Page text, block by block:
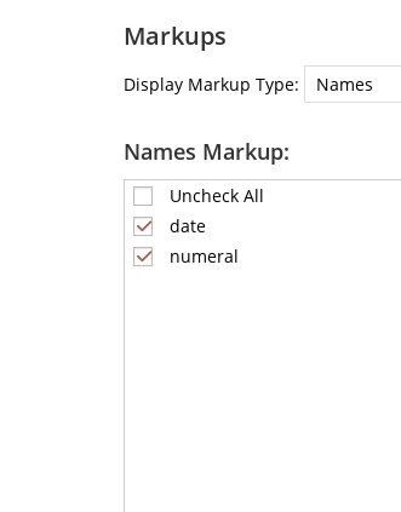
Markups
Display Markup Type:
Names Markup:
Uncheck All
date
numeral